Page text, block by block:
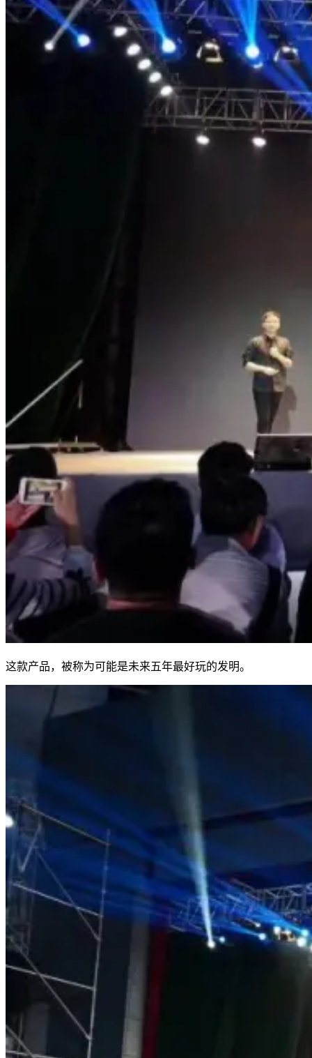
这款产品，被称为可能是未来五年最好玩的发明。